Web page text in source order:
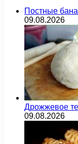
Постные
09.08.2026
Дрожжевое
09.08.2026